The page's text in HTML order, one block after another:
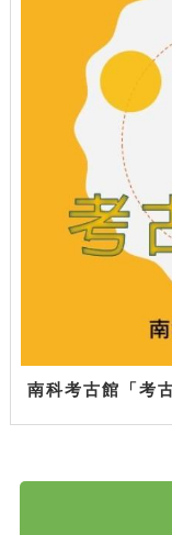
南科考古館「考